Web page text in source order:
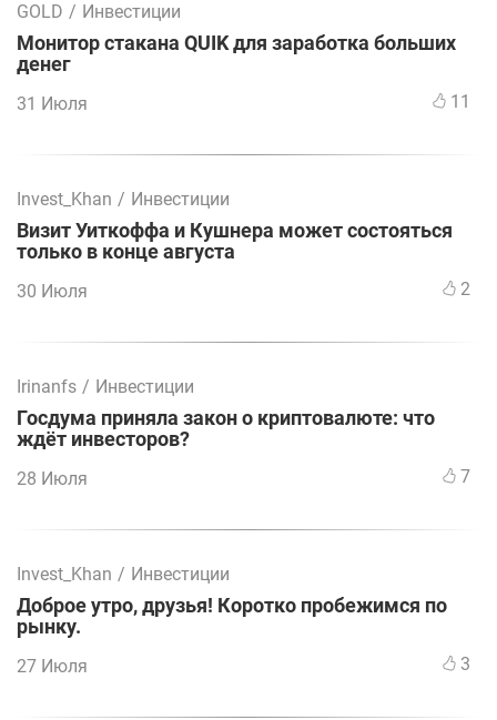
GOLD / Инвестиции
Монитор стакана QUIK для заработка больших
денег
31 Июля 11
Invest_Khan / Инвестиции
Визит Уиткоффа и Кушнера может состояться
только в конце августа
30 Июля 2
Irinanfs / Инвестиции
Госдума приняла закон о криптовалюте: что
ждёт инвесторов?
28 Июля 7
Invest_Khan / Инвестиции
Доброе утро, друзья! Коротко пробежимся по
рынку.
27 Июля 3